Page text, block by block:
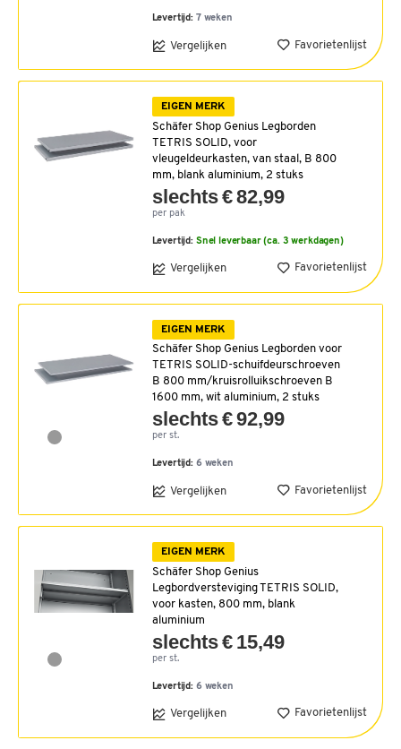
Levertijd: 7 weken
Vergelijken Favorietenlijst
EIGEN MERK
Schäfer Shop Genius Legborden
TETRIS SOLID, voor
vleugeldeurkasten, van staal, B 800
mm, blank aluminium, 2 stuks
slechts € 82,99
per pak
Levertijd: Snel leverbaar (ca. 3 werkdagen)
Vergelijken Favorietenlijst
EIGEN MERK
Schäfer Shop Genius Legborden voor
TETRIS SOLID-schuifdeurschroeven
B 800 mm/kruisrolluikschroeven B
1600 mm, wit aluminium, 2 stuks
slechts € 92,99
per st.
Levertijd: 6 weken
Vergelijken Favorietenlijst
EIGEN MERK
Schäfer Shop Genius
Legbordversteviging TETRIS SOLID,
voor kasten, 800 mm, blank
aluminium
slechts € 15,49
per st.
Levertijd: 6 weken
Vergelijken Favorietenlijst